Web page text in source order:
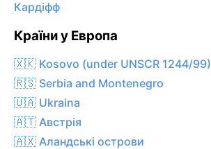
Кардіфф
Країни у Европа
🇽🇰 Kosovo (under UNSCR 1244/99)
🇷🇸 Serbia and Montenegro
🇺🇦 Ukraina
🇦🇹 Австрія
🇦🇽 Аландські острови